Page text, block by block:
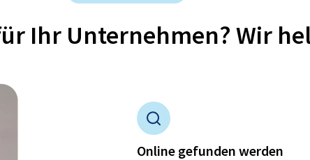
Ihr Unternehmen? Wir
Online gefunden werden